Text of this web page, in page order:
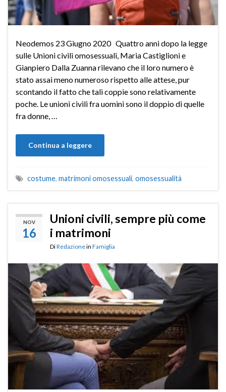
Neodemos 23 Giugno 2020 Quattro anni dopo la legge
sulle Unioni civili omosessuali, Maria Castiglioni e
Gianpiero Dalla Zuanna rilevano che il loro numero è
stato assai meno numeroso rispetto alle attese, pur
scontando il fatto che tali coppie sono relativamente
poche. Le unioni civili fra uomini sono il doppio di quelle
fra donne, …
Continua a leggere
costume, matrimoni omosessuali, omosessualità
NOV
16
Unioni civili, sempre più come
i matrimoni
DiRedazionein Famiglia